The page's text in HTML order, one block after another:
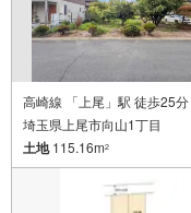
高崎線 「上尾」駅 徒歩25分
埼玉県上尾市向山1丁目
土地115.16m2